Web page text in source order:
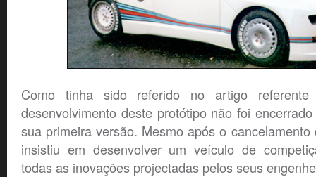
Como tinha sido referido no artigo
desenvolvimento deste protótipo não foi
sua primeira versão. Mesmo após o
insistiu em desenvolver um veículo de
todas as inovações projectadas pelos seus